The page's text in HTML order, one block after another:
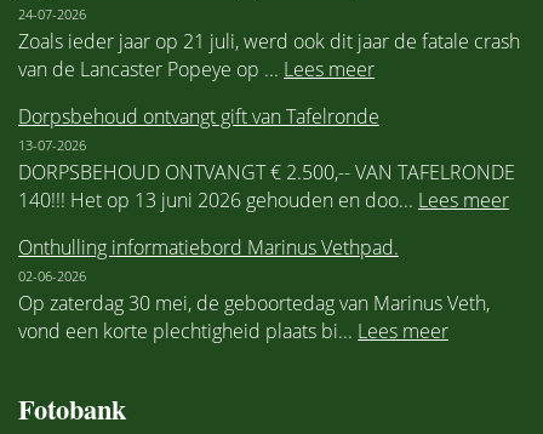
24-07-2026
Zoals ieder jaar op 21 juli, werd ook dit jaar de fatale crash
van de Lancaster Popeye op ... Lees meer
Dorpsbehoud ontvangt gift van Tafelronde
13-07-2026
DORPSBEHOUD ONTVANGT € 2.500,-- VAN TAFELRONDE
140!!! Het op 13 juni 2026 gehouden en doo... Lees meer
Onthulling informatiebord Marinus Vethpad.
02-06-2026
Op zaterdag 30 mei, de geboortedag van Marinus Veth,
vond een korte plechtigheid plaats bi... Lees meer
Fotobank